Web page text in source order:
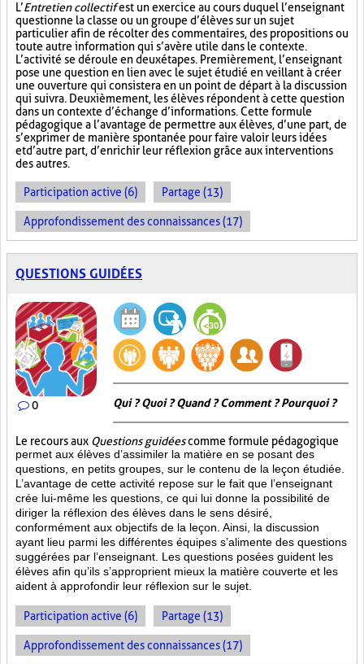
L’Entretien collectifest un exercice au cours duquel l’enseignant
questionne la classe ou un groupe d’élèves sur un sujet
particulier afin de récolter des commentaires, des propositions ou
toute autre information qui s’avère utile dans le contexte.
L’activité se déroule en deux étapes. Premièrement, l’enseignant
pose une question en lien avec le sujet étudié en veillant à créer
une ouverture qui consistera en un point de départ à la discussion
qui suivra. Deuxièmement, les élèves répondent à cette question
dans un contexte d’échange d’informations. Cette formule
pédagogique a l’avantage de permettre aux élèves, d’une part, de
s’exprimer de manière spontanée pour faire valoir leurs idées
et d’autre part, d’enrichir leur réflexion grâce aux interventions
des autres.
Participation active (6) Partage (13)
Approfondissement des connaissances (17)
QUESTIONS GUIDÉES
0 Qui ? Quoi ? Quand ? Comment ? Pourquoi ?
Le recours aux Questions guidéescomme formule pédagogique
permet aux élèves d’assimiler la matière en se posant des
questions, en petits groupes, sur le contenu de la leçon étudiée.
L’avantage de cette activité repose sur le fait que l’enseignant
crée lui-même les questions, ce qui lui donne la possibilité de
diriger la réflexion des élèves dans le sens désiré,
conformément aux objectifs de la leçon. Ainsi, la discussion
ayant lieu parmi les différentes équipes s’alimente des questions
suggérées par l’enseignant. Les questions posées guident les
élèves afin qu’ils s’approprient mieux la matière couverte et les
aident à approfondir leur réflexion sur le sujet.
Participation active (6) Partage (13)
Approfondissement des connaissances (17)